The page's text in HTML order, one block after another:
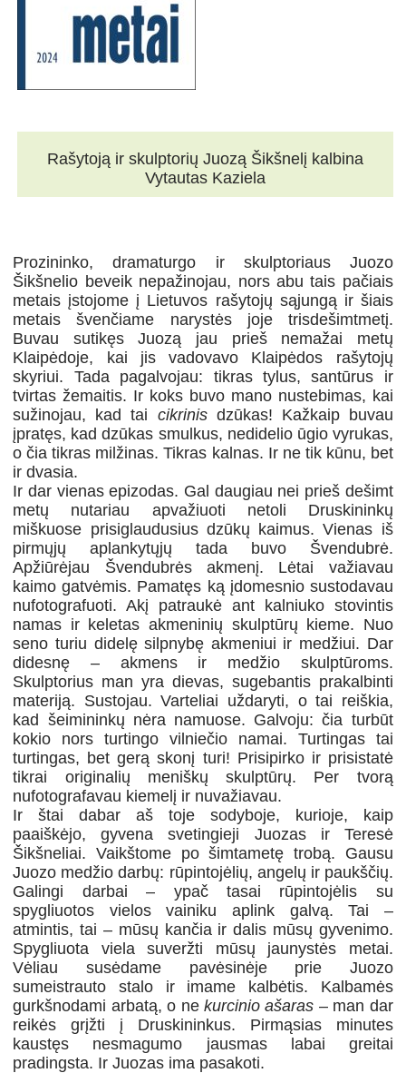
Rašytoją ir skulptorių Juozą Šikšnelį kalbina
Vytautas Kaziela
Prozininko, dramaturgo ir skulptoriaus Juozo
Šikšnelio beveik nepažinojau, nors abu tais pačiais
metais įstojome į Lietuvos rašytojų sąjungą ir šiais
metais švenčiame narystės joje trisdešimtmetį.
Buvau sutikęs Juozą jau prieš nemažai metų
Klaipėdoje, kai jis vadovavo Klaipėdos rašytojų
skyriui. Tada pagalvojau: tikras tylus, santūrus ir
tvirtas žemaitis. Ir koks buvo mano nustebimas, kai
sužinojau, kad tai cikrinisdzūkas! Kažkaip buvau
įpratęs, kad dzūkas smulkus, nedidelio ūgio vyrukas,
o čia tikras milžinas. Tikras kalnas. Ir ne tik kūnu, bet
ir dvasia.
Ir dar vienas epizodas. Gal daugiau nei prieš dešimt
metų nutariau apvažiuoti netoli Druskininkų
miškuose prisiglaudusius dzūkų kaimus. Vienas iš
pirmųjų aplankytųjų tada buvo Švendubrė.
Apžiūrėjau Švendubrės akmenį. Lėtai važiavau
kaimo gatvėmis. Pamatęs ką įdomesnio sustodavau
nufotografuoti. Akį patraukė ant kalniuko stovintis
namas ir keletas akmeninių skulptūrų kieme. Nuo
seno turiu didelę silpnybę akmeniui ir medžiui. Dar
didesnę – akmens ir medžio skulptūroms.
Skulptorius man yra dievas, sugebantis prakalbinti
materiją. Sustojau. Varteliai uždaryti, o tai reiškia,
kad šeimininkų nėra namuose. Galvoju: čia turbūt
kokio nors turtingo vilniečio namai. Turtingas tai
turtingas, bet gerą skonį turi! Prisipirko ir prisistatė
tikrai originalių meniškų skulptūrų. Per tvorą
nufotografavau kiemelį ir nuvažiavau.
Ir štai dabar aš toje sodyboje, kurioje, kaip
paaiškėjo, gyvena svetingieji Juozas ir Teresė
Šikšneliai. Vaikštome po šimtametę trobą. Gausu
Juozo medžio darbų: rūpintojėlių, angelų ir paukščių.
Galingi darbai – ypač tasai rūpintojėlis su
spygliuotos vielos vainiku aplink galvą. Tai –
atmintis, tai – mūsų kančia ir dalis mūsų gyvenimo.
Spygliuota viela suveržti mūsų jaunystės metai.
Vėliau susėdame pavėsinėje prie Juozo
sumeistrauto stalo ir imame kalbėtis. Kalbamės
gurkšnodami arbatą, o ne kurcinio ašaras – man dar
reikės grįžti į Druskininkus. Pirmąsias minutes
kaustęs nesmagumo jausmas labai greitai
pradingsta. Ir Juozas ima pasakoti.